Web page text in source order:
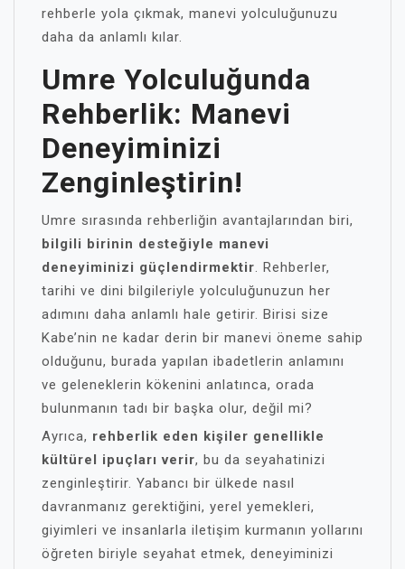
rehberle yola çıkmak, manevi yolculuğunuzu
daha da anlamlı kılar.
Umre Yolculuğunda
Rehberlik: Manevi
Deneyiminizi
Zenginleştirin!
Umre sırasında rehberliğin avantajlarından biri,
bilgili birinin desteğiyle manevi
deneyiminizi güçlendirmektir. Rehberler,
tarihi ve dini bilgileriyle yolculuğunuzun her
adımını daha anlamlı hale getirir. Birisi size
Kabe’nin ne kadar derin bir manevi öneme sahip
olduğunu, burada yapılan ibadetlerin anlamını
ve geleneklerin kökenini anlatınca, orada
bulunmanın tadı bir başka olur, değil mi?
Ayrıca, rehberlik eden kişiler genellikle
kültürel ipuçları verir, bu da seyahatinizi
zenginleştirir. Yabancı bir ülkede nasıl
davranmanız gerektiğini, yerel yemekleri,
giyimleri ve insanlarla iletişim kurmanın yollarını
öğreten biriyle seyahat etmek, deneyiminizi